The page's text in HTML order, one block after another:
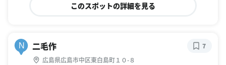
このスポットの詳細を見る
N 二毛作
広島県広島市中区東白島町１０-８
7